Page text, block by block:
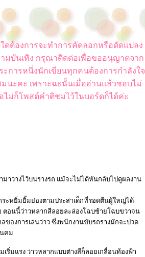
ดต้องการจะทำการคัดลอกหรือดัดแปลง
มบันเทิง กรุณาติดต่อเพื่อขออนุญาตจาก
การหนึ่งนักเขียนทุกคนต้องการกำลังใจ
นะคะ เพราะฉะนั้นเมื่ออ่านแล้วชอบไม่
ไม่ก็โพสต์คำติชมไว้ในบอร์ดก็ได้ค่ะ
มาวางไว้บนรางรถ แม้จะไม่ได้หันกลับไปดูผลงาน
ระหยิ่มยิ้มย่องตามประสาเด็กที่รอดตีนผู้ใหญ่ได้
ตอนนี้ว่าวหลากสีลอยละล่องโฉบซ้ายโฉบขวาจน
ของการเล่นว่าว ซึ่งพนักงานขับรถรางมักจะปวด
คม
ริ่มแรง ว่าวหลากแบบต่างสีก็ลอยเกลื่อนท้องฟ้า